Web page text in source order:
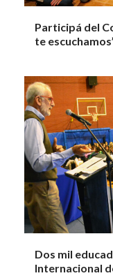
Participá del
te
Dos mil
Internacional